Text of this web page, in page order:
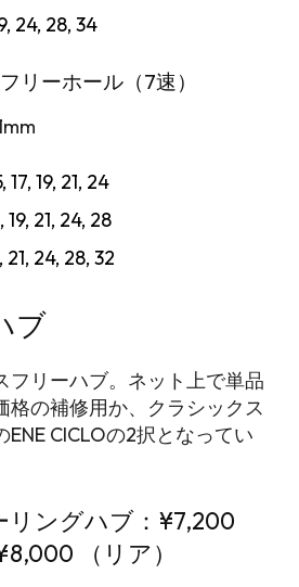
24, 28, 34
リーホール（7速）
17, 19, 21, 24
19, 21, 24, 28
21, 24, 28, 32
ブ
フリーハブ。ネット上で単品
格の補修用か、クラシックス
CICLOの2択となってい
リングハブ：¥7,200
（リア）